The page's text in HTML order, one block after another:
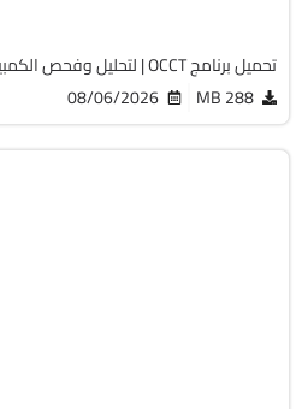
تحميل برنامج OCCT | لتحليل وفحص الكمبيوتر
288 MB
08/06/2026